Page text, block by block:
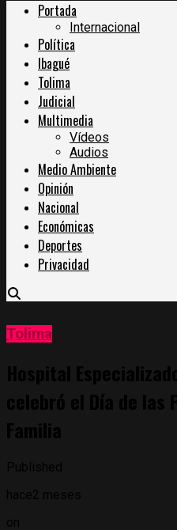
Portada
Internacional
Política
Ibagué
Tolima
Judicial
Multimedia
Vídeos
Audios
Medio Ambiente
Opinión
Nacional
Económicas
Deportes
Privacidad
Tolima